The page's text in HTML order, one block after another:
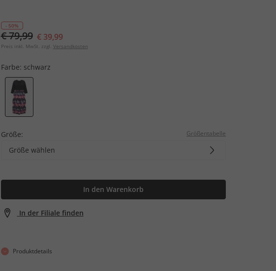
- 50%
€ 79,99 € 39,99
Preis inkl. MwSt. zzgl. Versandkosten
Farbe: schwarz
Größe: Größentabelle
Größe wählen
In den Warenkorb
In der Filiale finden
Produktdetails